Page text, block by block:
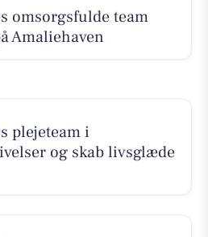
omsorgsfulde team
Amaliehaven
plejeteam i
og skab livsglæde